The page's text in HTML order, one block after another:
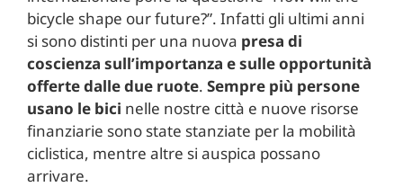
bicycle shape our future?”. Infatti gli ultimi anni
si sono distinti per una nuova presa di
coscienza sull’importanza e sulle opportunità
offerte dalle due ruote. Sempre più persone
usano le bici nelle nostre città e nuove risorse
finanziarie sono state stanziate per la mobilità
ciclistica, mentre altre si auspica possano
arrivare.